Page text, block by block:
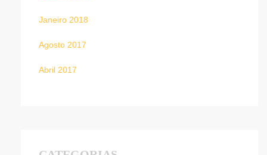
Janeiro 2018
Agosto 2017
Abril 2017